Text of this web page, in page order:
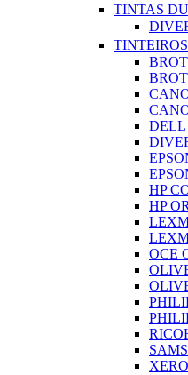
TINTAS
TINTEIROS
HP
HP
OCE